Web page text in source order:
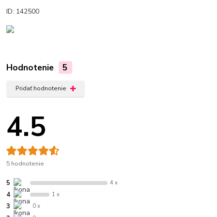
ID: 142500
Hodnotenie 5
Pridať hodnotenie
4.5
5 hodnotenie
5 4 x
4 1 x
3 0 x